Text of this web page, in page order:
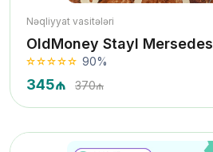
Nəqliyyat vasitələri
OldMoney Stayl Mersedes
90%
345₼ 370₼